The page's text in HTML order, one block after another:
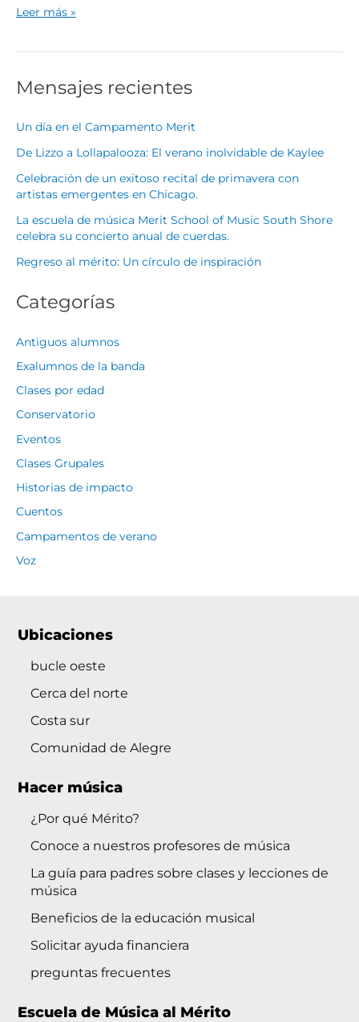
Leer más »
Mensajes recientes
Un día en el Campamento Merit
De Lizzo a Lollapalooza: El verano inolvidable de Kaylee
Celebración de un exitoso recital de primavera con
artistas emergentes en Chicago.
La escuela de música Merit School of Music South Shore
celebra su concierto anual de cuerdas.
Regreso al mérito: Un círculo de inspiración
Categorías
Antiguos alumnos
Exalumnos de la banda
Clases por edad
Conservatorio
Eventos
Clases Grupales
Historias de impacto
Cuentos
Campamentos de verano
Voz
Ubicaciones
bucle oeste
Cerca del norte
Costa sur
Comunidad de Alegre
Hacer música
¿Por qué Mérito?
Conoce a nuestros profesores de música
La guía para padres sobre clases y lecciones de
música
Beneficios de la educación musical
Solicitar ayuda financiera
preguntas frecuentes
Escuela de Música al Mérito